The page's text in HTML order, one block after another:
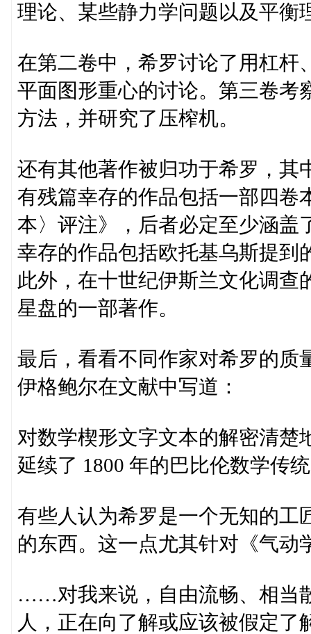
理论、某些静力学问题以及平衡
在第二卷中，希罗讨论了用杠杆
平面图形重心的讨论。第三卷考
方法，并研究了压榨机。
还有其他著作被归功于希罗，其
有残篇幸存的作品包括一部四卷
本〉评注》，后者必定至少涵盖
幸存的作品包括欧托基乌斯提到
此外，在十世纪伊斯兰文化调查
星盘的一部著作。
最后，看看不同作家对希罗的质
伊格鲍尔在文献中写道：
对数学楔形文字文本的解密清楚
延续了 1800 年的巴比伦数学传
有些人认为希罗是一个无知的工
的东西。这一点尤其针对《气动
……对我来说，自由流畅、相当
人，正在向了解或应该被假定